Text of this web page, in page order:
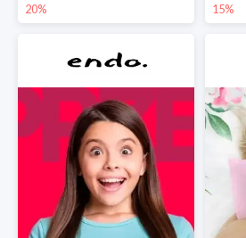
20% 15%